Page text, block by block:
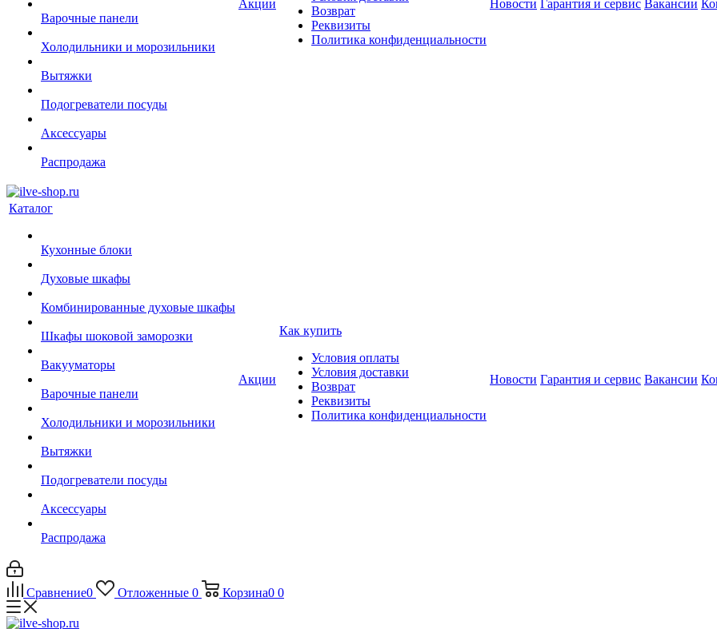
Варочные панели
Холодильники и морозильники
Вытяжки
Подогреватели посуды
Аксессуары
Распродажа
Акции
Возврат
Реквизиты
Политика конфиденциальности
Новости Гарантия и сервис Вакансии
Каталог
Кухонные блоки
Духовые шкафы
Комбинированные духовые шкафы
Шкафы шоковой заморозки
Вакууматоры
Варочные панели
Холодильники и морозильники
Вытяжки
Подогреватели посуды
Аксессуары
Распродажа
Акции
Как купить
Условия оплаты
Условия доставки
Возврат
Реквизиты
Политика конфиденциальности
Новости Гарантия и сервис Вакансии
Сравнение0 Отложенные 0 Корзина0 0